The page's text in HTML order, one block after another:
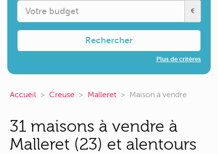
€
Rechercher
Plus de critères
Accueil Creuse Malleret Maison à vendre
31 maisons à vendre à
Malleret (23) et alentours